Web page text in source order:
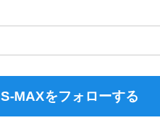
S-MAXをフォローする